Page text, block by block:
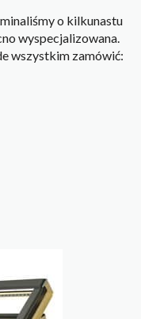
o kilkunastu
wyspecjalizowana.
wszystkim zamówić: